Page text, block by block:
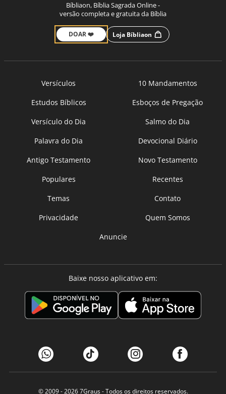
Bíbliaon, Bíblia Sagrada Online -
versão completa e gratuita da Bíblia
DOAR ❤️ Loja Bíbliaon
Versículos
10 Mandamentos
Estudos Bíblicos
Esboços de Pregação
Versículo do Dia
Salmo do Dia
Palavra do Dia
Devocional Diário
Antigo Testamento
Novo Testamento
Populares
Recentes
Temas
Contato
Privacidade
Quem Somos
Anuncie
Baixe nosso aplicativo em:
© 2009 - 20267Graus- Todos os direitos reservados.